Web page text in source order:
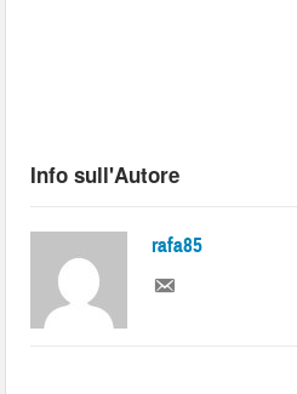
Info sull'Autore
rafa85